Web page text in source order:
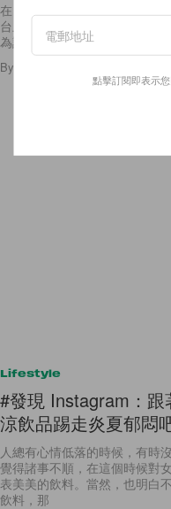
在 2016 年出道之後，短短時
台上的魅力之外，4 位成員也
為許多粉絲心中的 Fashion
By
Lifestyle
#發現 Instagram：
涼飲品踢走炎夏郁悶
人總有心情低落的時候，有時
覺得諸事不順，在這個時候對
表美美的飲料。當然，也明白
飲料，那
點擊訂閱即表示